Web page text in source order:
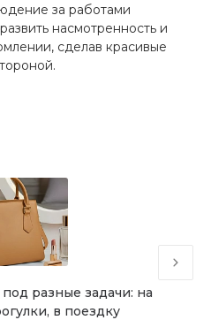
за работами
насмотренность и
сделав красивые
разные задачи: на
в поездку